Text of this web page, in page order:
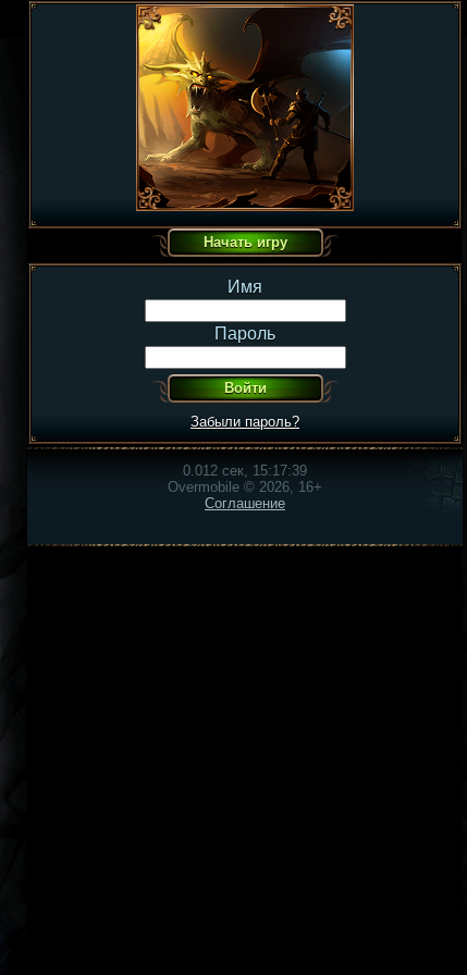
Имя
Пароль
Забыли пароль?
0.012 сек, 15:17:39
Overmobile © 2026, 16+
Соглашение